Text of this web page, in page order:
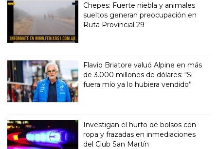
Chepes: Fuerte niebla y animales
sueltos generan preocupación en
Ruta Provincial 29
Flavio Briatore valuó Alpine en más
de 3.000 millones de dólares: “Si
fuera mío ya lo hubiera vendido”
Investigan el hurto de bolsos con
ropa y frazadas en inmediaciones
del Club San Martín